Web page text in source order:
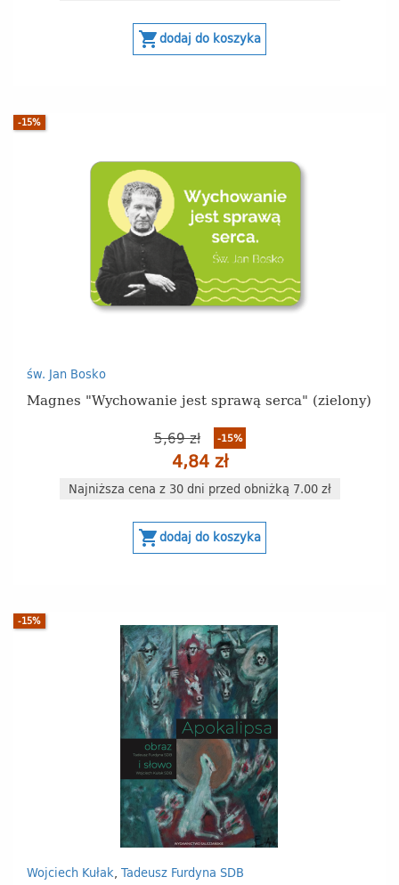
shopping_cartdodaj do koszyka
św. Jan Bosko
Magnes "Wychowanie jest sprawą serca" (zielony)
5,69 zł -15%
4,84 zł
Najniższa cena z 30 dni przed obniżką 7.00 zł
-15%
shopping_cartdodaj do koszyka
Wojciech Kułak, Tadeusz Furdyna SDB
-15%